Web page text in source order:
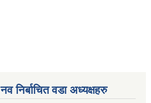
नव निर्बाचित वडा अध्यक्षहरु